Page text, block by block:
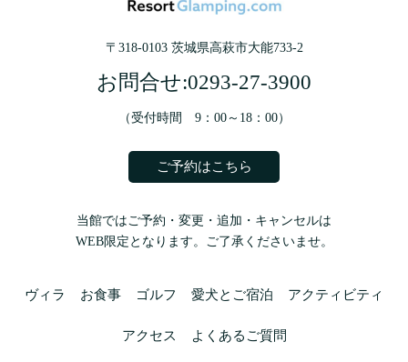
〒318-0103 茨城県高萩市大能733-2
お問合せ:0293-27-3900
（受付時間 9：00～18：00）
ご予約はこちら
当館ではご予約・変更・追加・キャンセルは
WEB限定となります。ご了承くださいませ。
ヴィラ お食事 ゴルフ 愛犬とご宿泊 アクティビティ
アクセス よくあるご質問